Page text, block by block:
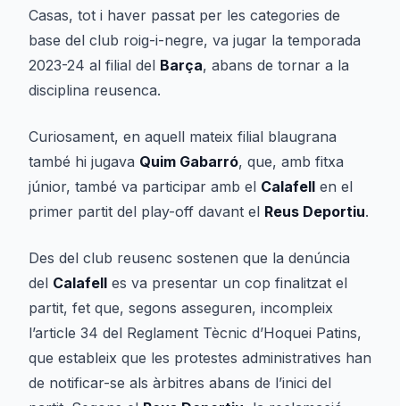
Casas, tot i haver passat per les categories de
base del club roig-i-negre, va jugar la temporada
2023-24 al filial del Barça, abans de tornar a la
disciplina reusenca.
Curiosament, en aquell mateix filial blaugrana
també hi jugava Quim Gabarró, que, amb fitxa
júnior, també va participar amb el Calafell en el
primer partit del play-off davant el Reus Deportiu.
Des del club reusenc sostenen que la denúncia
del Calafell es va presentar un cop finalitzat el
partit, fet que, segons asseguren, incompleix
l’article 34 del Reglament Tècnic d’Hoquei Patins,
que estableix que les protestes administratives han
de notificar-se als àrbitres abans de l’inici del